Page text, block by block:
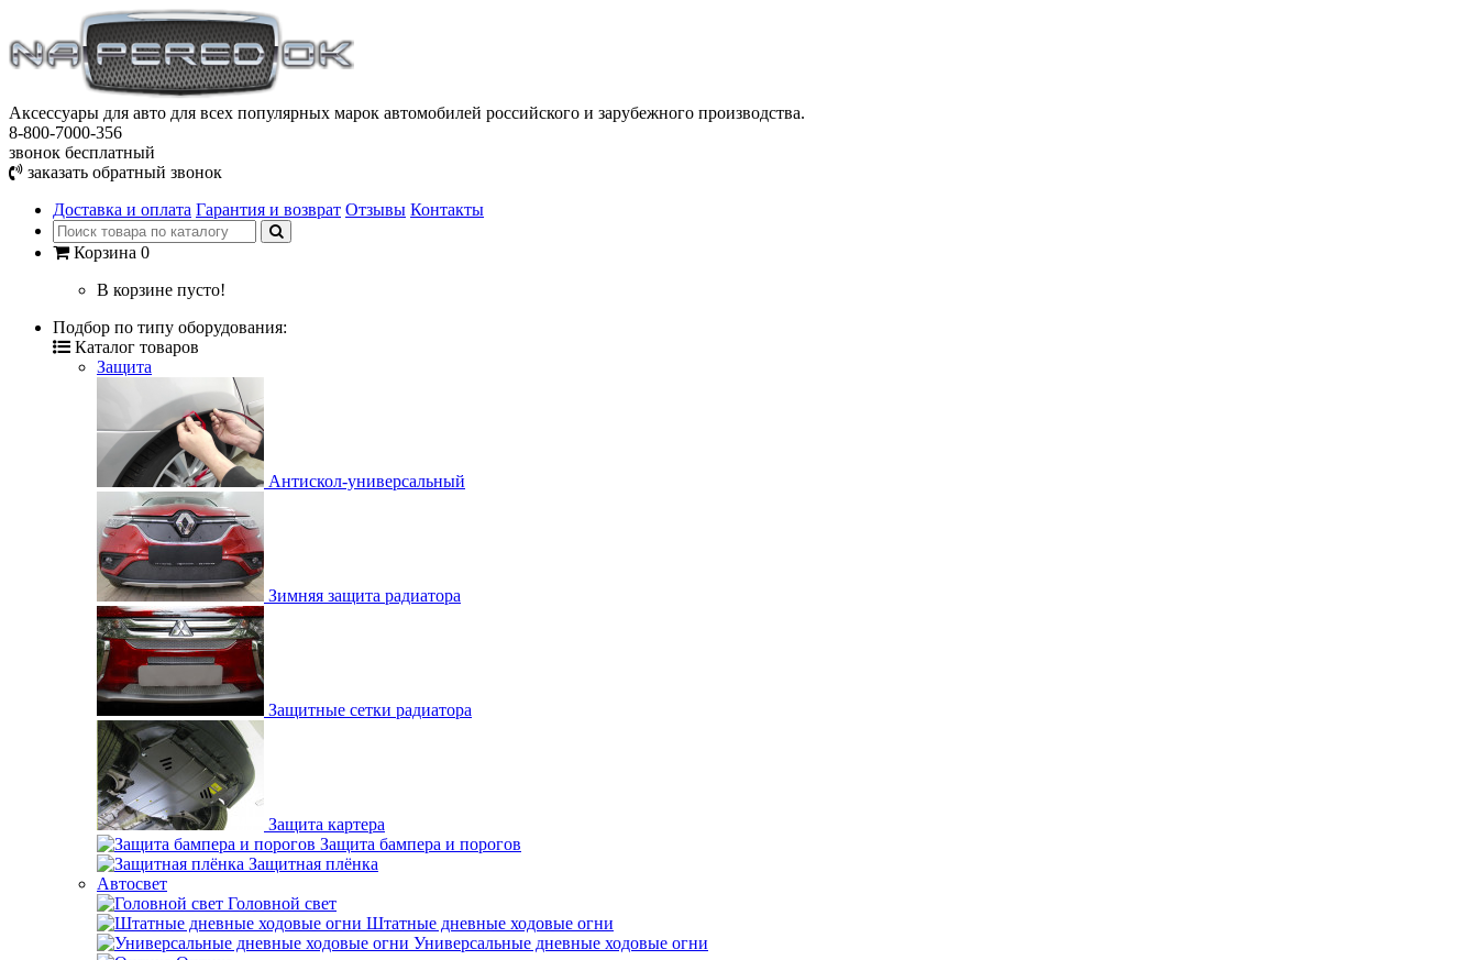
Аксессуары для авто для всех популярных марок автомобилей российского и зарубежного производства.
8-800-7000-356
звонок бесплатный
заказать обратный звонок
Доставка и оплата Гарантия и возврат Отзывы Контакты
Корзина 0
В корзине пусто!
Подбор по типу оборудования:
Каталог товаров
Защита
Антискол-универсальный
Зимняя защита радиатора
Защитные сетки радиатора
Защита картера
Защита бампера и порогов
Защитная плёнка
Автосвет
Головной свет
Штатные дневные ходовые огни
Универсальные дневные ходовые огни